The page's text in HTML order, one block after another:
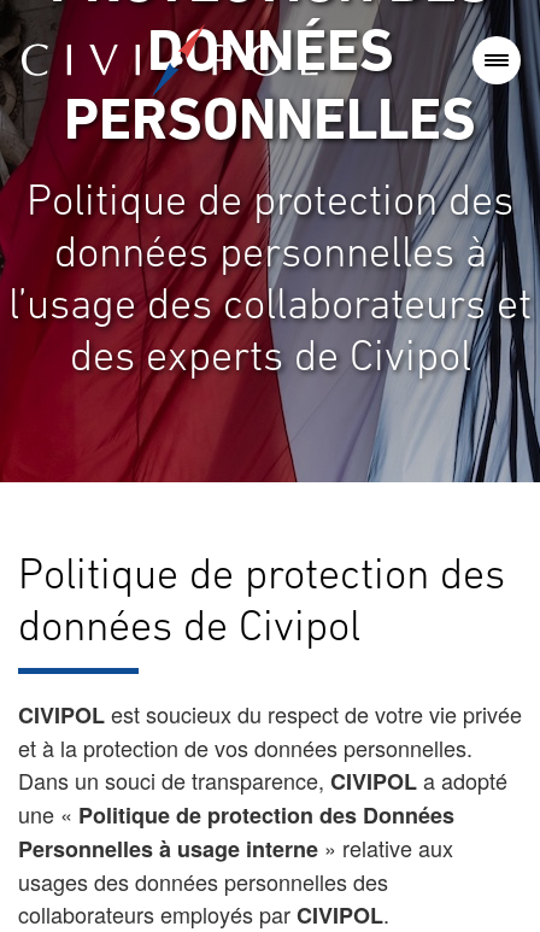
DONNÉES
PERSONNELLES
Politique de protection des
données personnelles à
l’usage des collaborateurs et
des experts de Civipol
Politique de protection des
données de Civipol
CIVIPOLest soucieux du respect de votre vie privée
et à la protection de vos données personnelles.
Dans un souci de transparence, CIVIPOLa adopté
une « Politique de protection des Données
Personnelles à usage interne » relative aux
usages des données personnelles des
collaborateurs employés parCIVIPOL.